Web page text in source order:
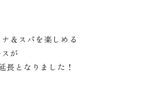
＆スパを楽しめる
が
長となりました！